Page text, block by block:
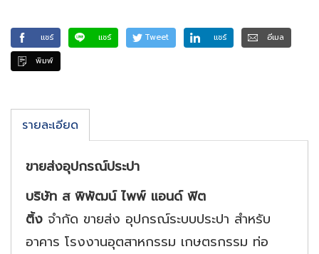
แชร์ แชร์ Tweet แชร์
อีเมล
พิมพ์
รายละเอียด
ขายส่งอุปกรณ์ประปา
บริษัท ส พิพัฒน์ ไพพ์ แอนด์ ฟิต
ติ้ง จำกัด ขายส่ง อุปกรณ์ระบบประปา สำหรับ
อาคาร โรงงานอุตสาหกรรม เกษตรกรรม ท่อ